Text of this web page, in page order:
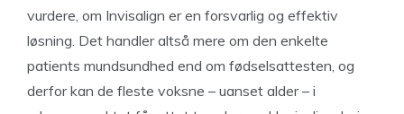
vurdere, om Invisalign er en forsvarlig og effektiv
løsning. Det handler altså mere om den enkelte
patients mundsundhed end om fødselsattesten, og
derfor kan de fleste voksne – uanset alder – i